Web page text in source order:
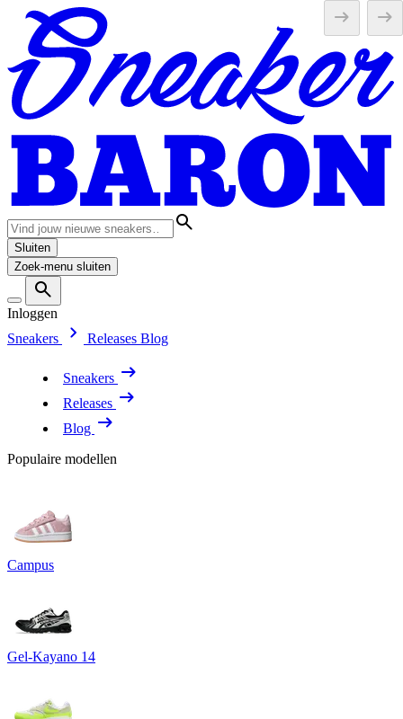
Sluiten
Zoek-menu sluiten
Inloggen
Sneakers
Releases Blog
Sneakers
Releases
Blog
Populaire modellen
Campus
Gel-Kayano 14